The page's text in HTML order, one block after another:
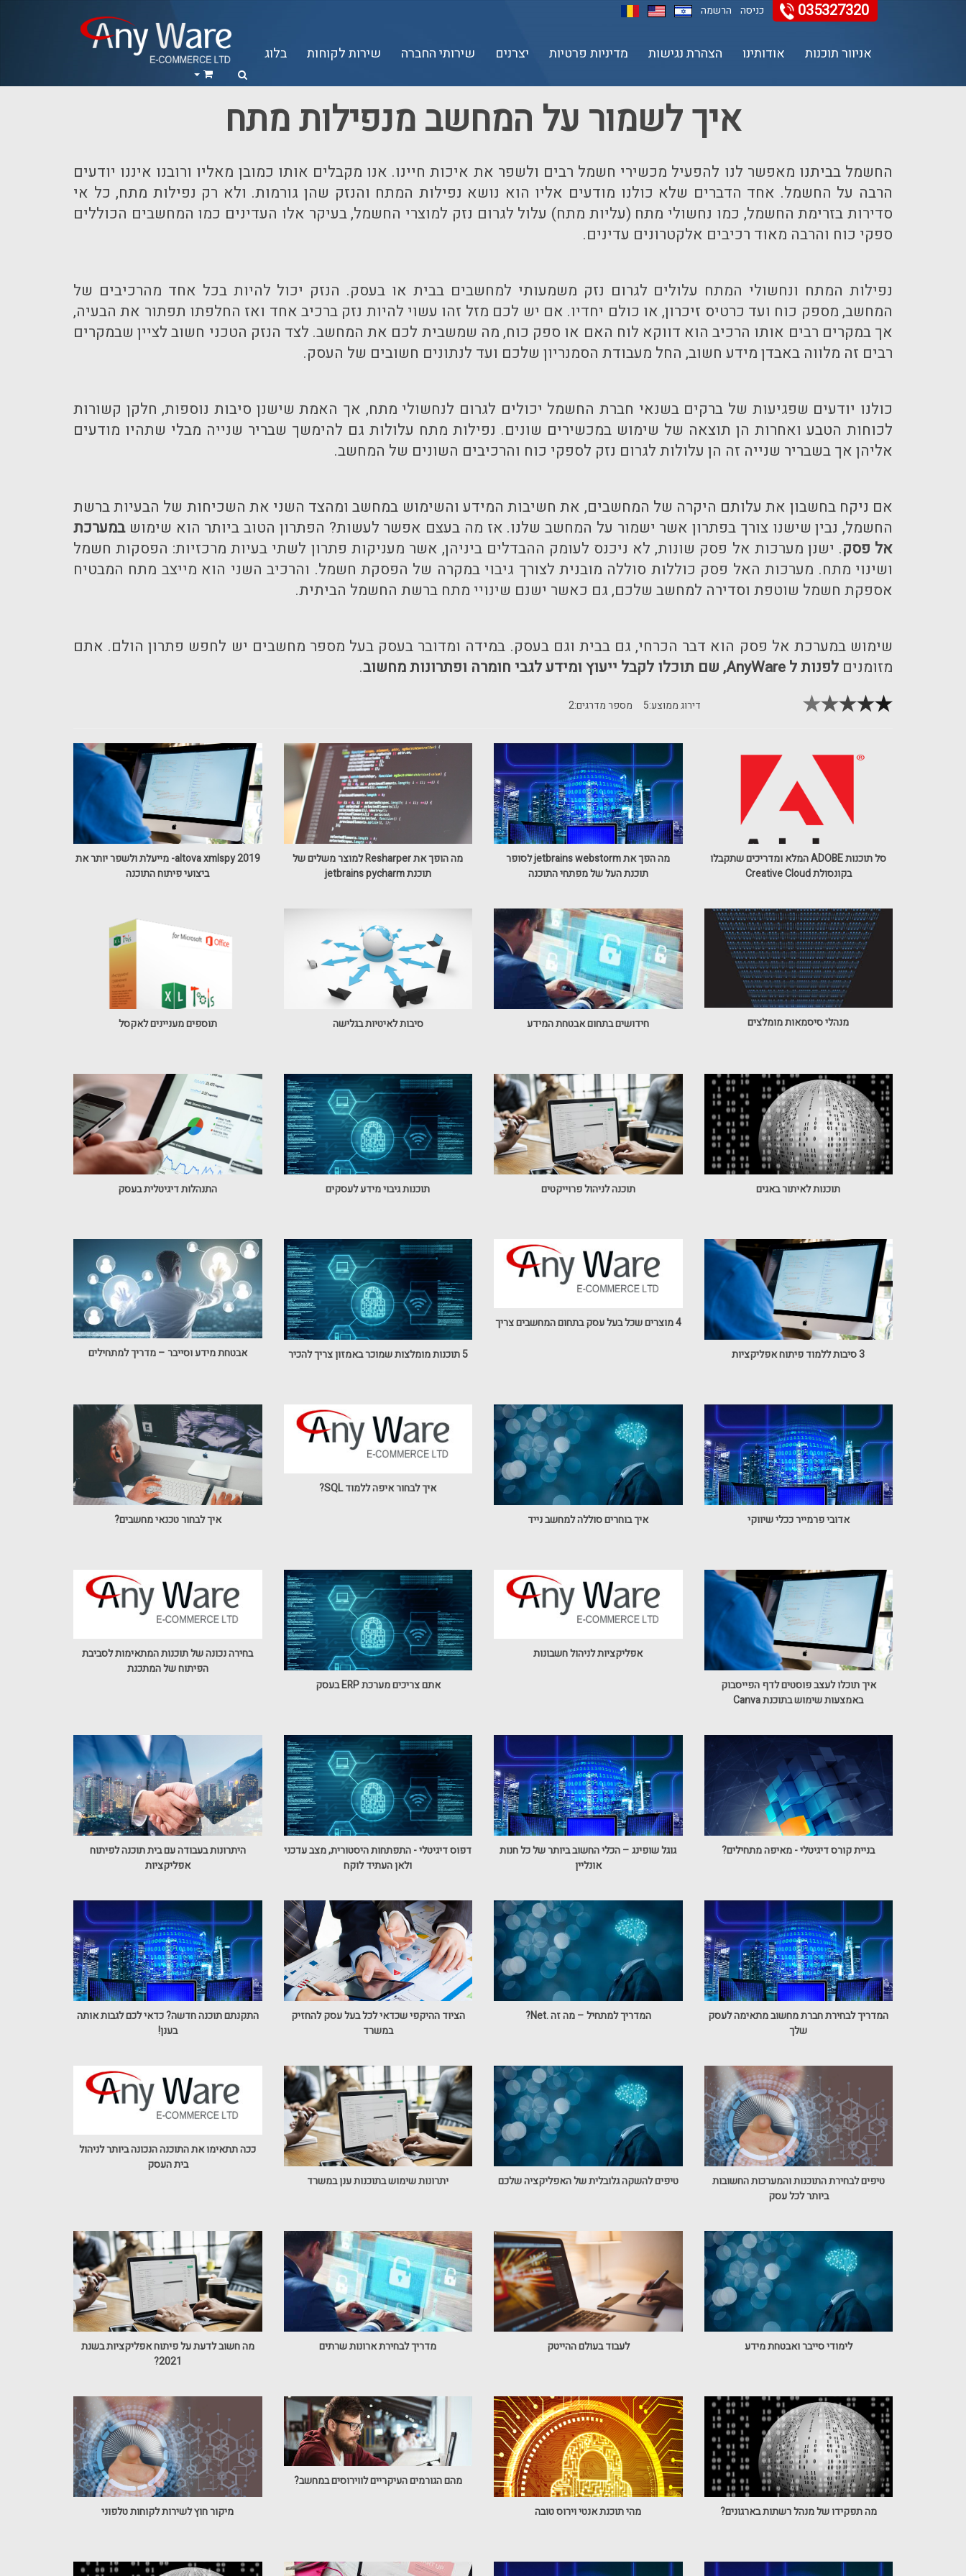
035327320 כניסה הרשמה
אניוור תוכנות אודותינו הצהרת נגישות מדיניות פרטיות יצרנים שירותי החברה שירות לקוחות בלוג
איך לשמור על המחשב מנפילות מתח
החשמל בביתנו מאפשר לנו להפעיל מכשירי חשמל רבים ולשפר את איכות חיינו. אנו מקבלים אותו כמובן מאליו ורובנו איננו יודעים
הרבה על החשמל. אחד הדברים שלא כולנו מודעים אליו הוא נושא נפילות המתח והנזק שהן גורמות. ולא רק נפילות מתח, כל אי
סדירות בזרימת החשמל, כמו נחשולי מתח (עליות מתח) עלול לגרום נזק למוצרי החשמל, בעיקר אלו העדינים כמו המחשבים הכוללים
ספקי כוח והרבה מאוד רכיבים אלקטרונים עדינים.
נפילות המתח ונחשולי המתח עלולים לגרום נזק משמעותי למחשבים בבית או בעסק. הנזק יכול להיות בכל אחד מהרכיבים של
המחשב, מספק כוח ועד כרטיס זיכרון, או כולם יחדיו. אם יש לכם מזל זהו עשוי להיות נזק ברכיב אחד ואז החלפתו תפתור את הבעיה,
אך במקרים רבים אותו הרכיב הוא דווקא לוח האם או ספק כוח, מה שמשבית לכם את המחשב. לצד הנזק הטכני חשוב לציין שבמקרים
רבים זה מלווה באבדן מידע חשוב, החל מעבודת הסמנריון שלכם ועד לנתונים חשובים של העסק.
כולנו יודעים שפגיעות של ברקים בשנאי חברת החשמל יכולים לגרום לנחשולי מתח, אך האמת שישנן סיבות נוספות, חלקן קשורות
לכוחות הטבע ואחרות הן תוצאה של שימוש במכשירים שונים. נפילות מתח עלולות גם להימשך שבריר שנייה מבלי שתהיו מודעים
אליהן אך בשבריר שנייה זה הן עלולות לגרום נזק לספקי כוח והרכיבים השונים של המחשב.
אם ניקח בחשבון את עלותם היקרה של המחשבים, את חשיבות המידע והשימוש במחשב ומהצד השני את השכיחות של הבעיות ברשת
החשמל, נבין שישנו צורך בפתרון אשר ישמור על המחשב שלנו. אז מה בעצם אפשר לעשות? הפתרון הטוב ביותר הוא שימושבמערכת
אל פסק. ישנן מערכות אל פסק שונות, לא ניכנס לעומק ההבדלים ביניהן, אשר מעניקות פתרון לשתי בעיות מרכזיות: הפסקות חשמל
ושינוי מתח. מערכות האל פסק כוללות סוללה מובנית לצורך גיבוי במקרה של הפסקת חשמל. והרכיב השני הוא מייצב מתח המבטיח
אספקת חשמל שוטפת וסדירה למחשב שלכם, גם כאשר ישנם שינויי מתח ברשת החשמל הביתית.
שימוש במערכת אל פסק הוא דבר הכרחי, גם בבית וגם בעסק. במידה ומדובר בעסק בעל מספר מחשבים יש לחפש פתרון הולם. אתם
מזומנים לפנות לAnyWare, שם תוכלו לקבל ייעוץ ומידע לגבי חומרה ופתרונות מחשוב.
מספר מדרגים:2 דירוג ממוצע:5
סל תוכנות ADOBE המלא ומדריכים שתקבלו
בקונסולת Creative Cloud
מה הפך את jetbrains webstorm לסופר
תוכנת העל של מפתחי התוכנה
מה הופך את Resharper למוצר משלים של
תוכנת jetbrains pycharm
altova xmlspy 2019- מייעלת ולשפר יותר את
ביצועי פיתוח התוכנה
מנהלי סיסמאות מומלצים חידושים בתחום אבטחת המידע סיבות לאיטיות בגלישה תוספים מעניינים לאקסל
תוכנות לאיתור באגים תוכנה לניהול פרוייקטים תוכנות גיבוי מידע לעסקים התנהלות דיגיטלית בעסק
3 סיבות ללמוד פיתוח אפליקציות
4 מוצרים שכל בעל עסק בתחום המחשבים צריך
5 תוכנות מומלצות שמוכר באמזון צריך להכיר אבטחת מידע וסייבר – מדריך למתחילים
אדובי פרמייר ככלי שיווקי איך בוחרים סוללה למחשב נייד
איך לבחור איפה ללמוד SQL?
איך לבחור טכנאי מחשבים?
איך תוכלו לעצב פוסטים לדף הפייסבוק
באמצעות שימוש בתוכנת Canva
אפליקציות לניהול חשבונות
אתם צריכים מערכת ERP בעסק
בחירה נכונה של תוכנות המתאימות לסביבת
הפיתוח של המתכנת
בניית קורס דיגיטלי - מאיפה מתחילים?
גוגל שופינג – הכלי החשוב ביותר של כל חנות
אונליין
דפוס דיגיטלי - התפתחות היסטורית, מצב עדכני
ולאן העתיד לוקח
היתרונות בעבודה עם בית תוכנה לפיתוח
אפליקציות
המדריך לבחירת חברת מחשוב מתאימה לעסק
שלך
המדריך למתחיל – מה זה .Net?
הציוד ההיקפי שכדאי לכל בעל עסק להחזיק
במשרד
התקנתם תוכנה חדשה? כדאי לכם לגבות אותה
בענן!
טיפים לבחירת התוכנות והמערכות החשובות
ביותר לכל עסק
טיפים להשקה גלובלית של האפליקציה שלכם יתרונות שימוש בתוכנות ענן במשרד
ככה תתאימו את התוכנה הנכונה ביותר לניהול
בית העסק
לימודי סייבר ואבטחת מידע לעבוד בעולם ההייטק מדריך לבחירת ארונות שרתים
מה חשוב לדעת על פיתוח אפליקציות בשנת
2021?
מה תפקידו של מנהל רשתות בארגונים? מהי תוכנת אנטי וירוס טובה
מהם הגורמים העיקריים לווירוסים במחשב?
מיקור חוץ לשירות לקוחות טלפוני